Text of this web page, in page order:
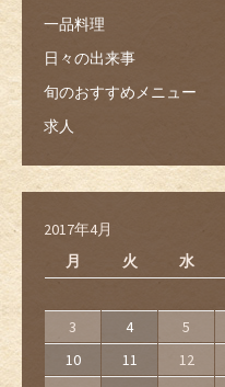
一品料理
日々の出来事
旬のおすすめメニュー
求人
2017年4月
月
火 水
3
4 5
10
11 12